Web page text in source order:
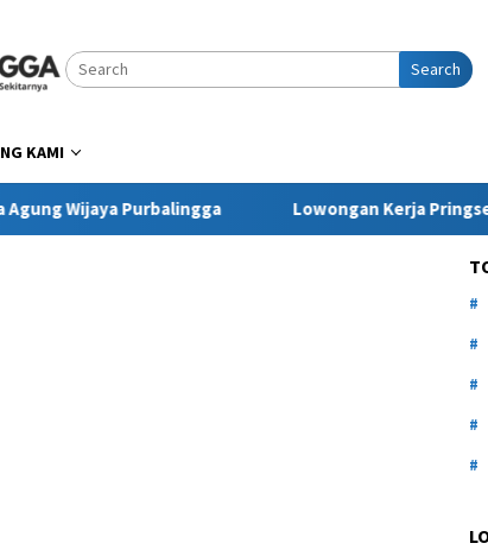
Search
KAMI
Purbalingga Lowongan Kerja Pringsewu